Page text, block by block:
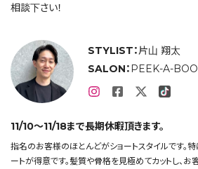
STYLIST：片山 翔太
SALON： PEEK-A-
11/10〜11/18まで長期休暇頂きます。
指名のお客様のほとんどがショートスタイルです。
ートが得意です。髪質や骨格を見極めてカットし、
相談下さい！